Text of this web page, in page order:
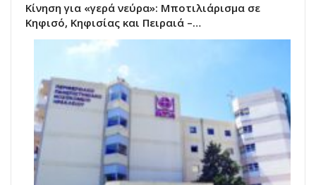
Κίνηση για «γερά νεύρα»: Μποτιλιάρισμα σε
Κηφισό, Κηφισίας και Πειραιά –…